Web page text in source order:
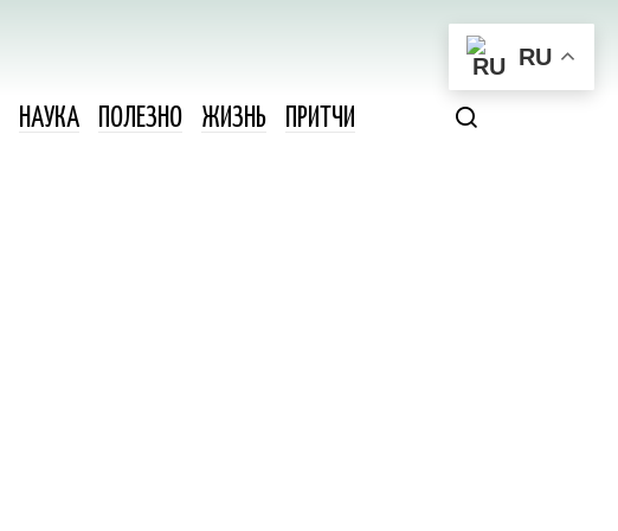
НАУКА ПОЛЕЗНО ЖИЗНЬ ПРИТЧИ
RU